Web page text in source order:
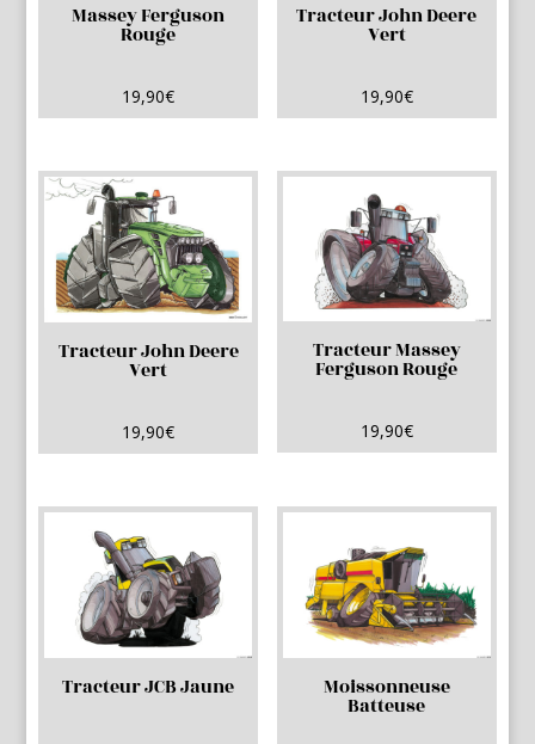
Massey Ferguson
Rouge
19,90€
Tracteur John Deere
Vert
19,90€
Tracteur John Deere
Vert
19,90€
Tracteur Massey
Ferguson Rouge
19,90€
Tracteur JCB Jaune Moissonneuse
Batteuse